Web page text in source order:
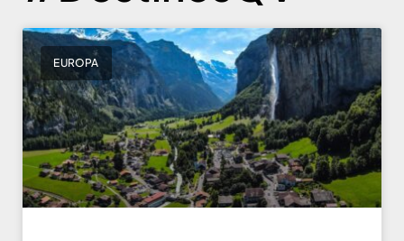
EUROPA